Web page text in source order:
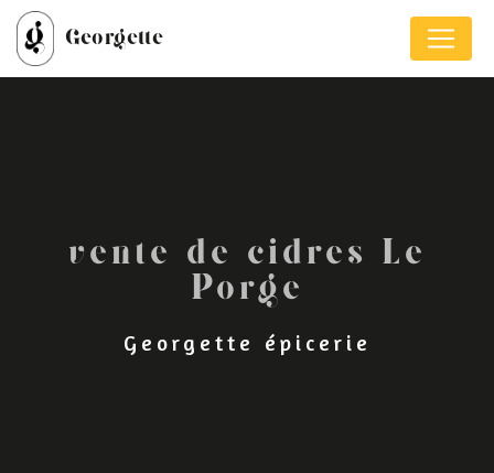
Georgette
vente de cidres Le
Porge
Georgette épicerie
Panneau de gestion des cookies